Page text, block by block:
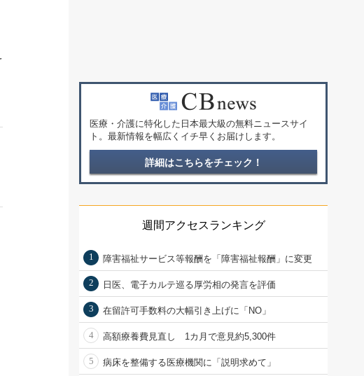
医療・介護に特化した日本最大級の無料ニュースサイ
ト。最新情報を幅広くイチ早くお届けします。
詳細はこちらをチェック！
週間アクセスランキング
1 障害福祉サービス等報酬を「障害福祉報酬」に変更
2 日医、電子カルテ巡る厚労相の発言を評価
3 在留許可手数料の大幅引き上げに「NO」
4 高額療養費見直し 1カ月で意見約5,300件
5 病床を整備する医療機関に「説明求めて」